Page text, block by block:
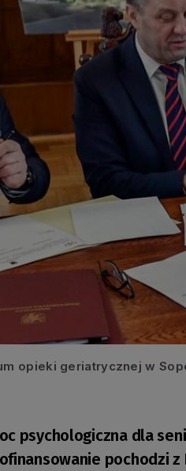
opieki geriatrycznej w
psychologiczna dla
pochodzi